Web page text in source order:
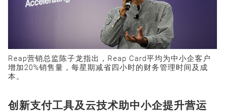
Reap营销总监陈子龙指出，Reap Card平均为中小企客户
增加20%销售量，每星期减省四小时的财务管理时间及成
本。
创新支付工具及云技术助中小企提升营运